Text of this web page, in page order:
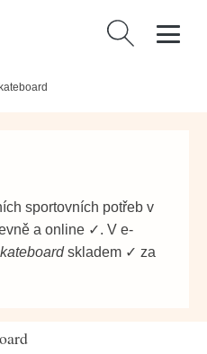
Vyhledávání
sportovních potřeb v
a online ✓. V e-
skladem ✓ za